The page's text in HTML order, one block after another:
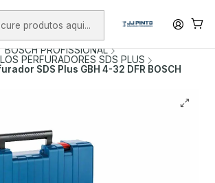
EM ENCOMENDAS +75€ (excepto ilhas)
FERRAMENTAS COM FIO
BOSCH PROFISSIONAL
PERFURADORES SDS PLUS
SDS Plus GBH 4-32 DFR BOSCH